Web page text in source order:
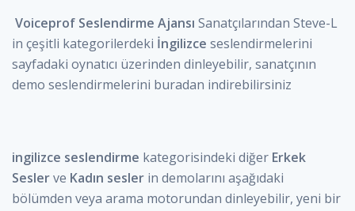
Voiceprof Seslendirme Ajansı Sanatçılarından Steve-L
in çeşitli kategorilerdeki İngilizce seslendirmelerini
sayfadaki oynatıcı üzerinden dinleyebilir, sanatçının
demo seslendirmelerini buradan indirebilirsiniz
ingilizce seslendirme kategorisindeki diğer Erkek
Seslerve Kadın sesler in demolarını aşağıdaki
bölümden veya arama motorundan dinleyebilir, yeni bir